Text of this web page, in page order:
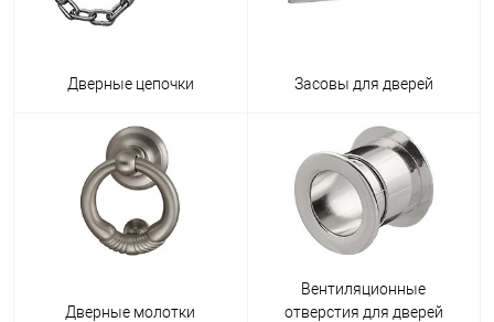
Дверные цепочки Засовы для дверей
Дверные молотки
Вентиляционные
отверстия для дверей